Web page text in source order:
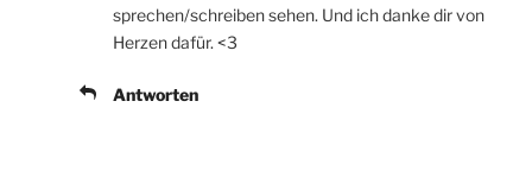
sprechen/schreiben sehen. Und ich danke dir von
Herzen dafür. <3
Antworten